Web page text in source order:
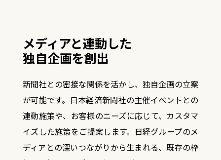
メディアと連動した
独自企画を創出
新聞社との密接な関係を活かし、独自企画の立案
が可能です。日本経済新聞社の主催イベントとの
連動施策や、お客様のニーズに応じて、カスタマ
イズした施策をご提案します。 日経グループのメ
ディアとの深いつながりから生まれる、既存の枠